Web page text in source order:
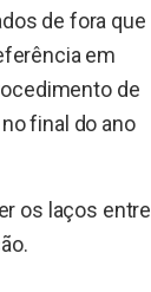
de fora que
em
de
final do ano
os laços entre